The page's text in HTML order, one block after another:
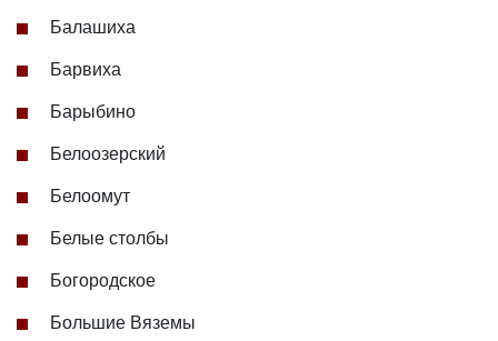
Балашиха
Барвиха
Барыбино
Белоозерский
Белоомут
Белые столбы
Богородское
Большие Вяземы